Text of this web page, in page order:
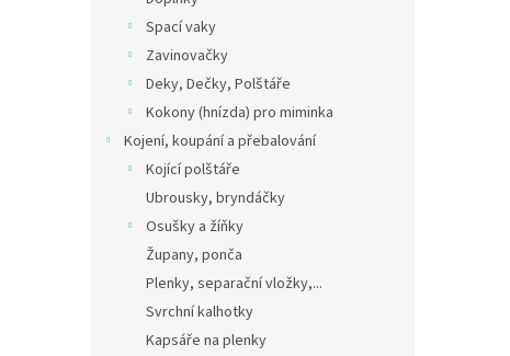
Spací vaky
Zavinovačky
Deky, Dečky, Polštáře
Kokony (hnízda) pro miminka
Kojení, koupání a přebalování
Kojící polštáře
Ubrousky, bryndáčky
Osušky a žíňky
Župany, ponča
Plenky, separační vložky,...
Svrchní kalhotky
Kapsáře na plenky